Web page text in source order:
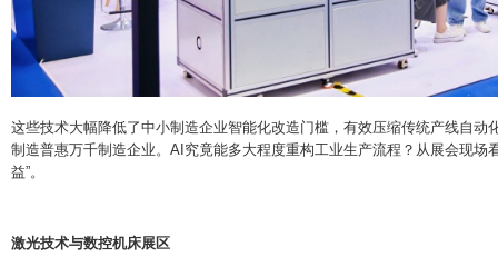
这些技术大幅降低了中小制造企业智能化改造门槛，有效压缩传统产线自动
制造普惠万千制造企业。AI究竟能多大程度重构工业生产流程？从展会现场
益”。
激光技术与数控机床展区